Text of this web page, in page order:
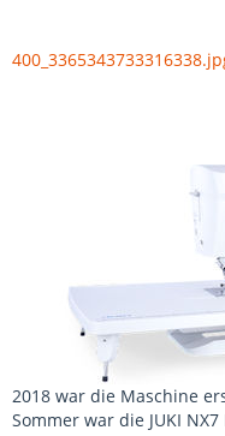
2018 war die Maschine
Sommer war die JUKI